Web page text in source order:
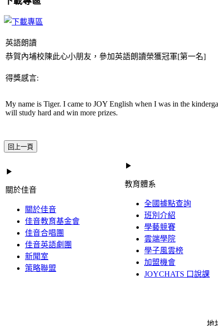
英語朗讀
恭賀內埔校陳此心小朋友，參加英語朗讀榮獲冠軍[第一名]
得獎感言:
My name is Tiger. I came to JOY English when I was in the
will study hard and win more prizes.
回上一頁
關於佳音
關於佳音
佳音教育基金會
佳音合唱團
佳音英語劇團
新聞室
策略聯盟
教育體系
全國據點查詢
班別介紹
學藝競賽
雲端學院
學子風雲榜
加盟機會
JOYCHATS 口說課
地